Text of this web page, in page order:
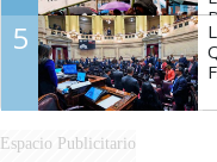
5
Espacio Publicitario